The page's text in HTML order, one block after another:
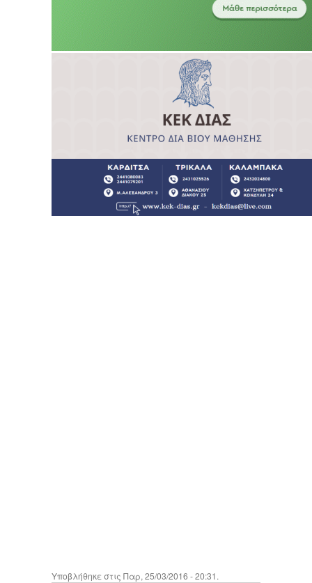
Υποβλήθηκε στις Παρ, 25/03/2016 - 20:31.